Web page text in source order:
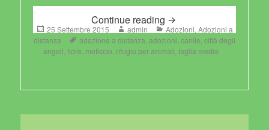
Continue reading Fiore
Posted
on
25 Settembre 2015 Author
admin Categories
Adozioni, Adozioni a
distanza
Tags
adozione a distanza adozioni canile città degli
angeli fiore meticcio rifugio per animali taglia media